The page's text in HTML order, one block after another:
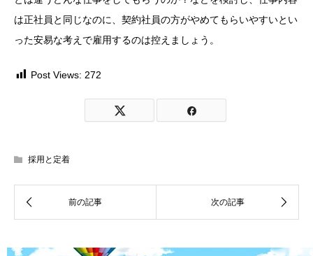
は正社員と同じなのに、契約社員の方がやめてもらいやすいとい
った安易な考えで雇用するのは控えましょう。
Post Views: 272
採用と定着